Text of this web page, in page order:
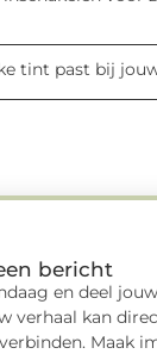
tint past bij
bericht
en deel
verhaal kan
Maak